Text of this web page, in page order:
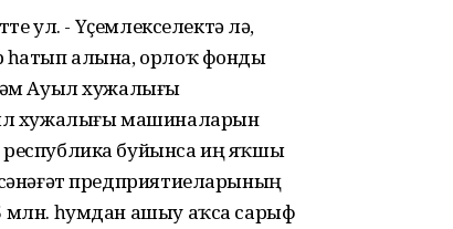
ул. - Үҫемлекселектә лә,
һатып алына, орлоҡ фонды
Ауыл хужалығы
хужалығы машиналарын
буйынса иң яҡшы
предприятиеларының
млн. һумдан ашыу аҡса сарыф